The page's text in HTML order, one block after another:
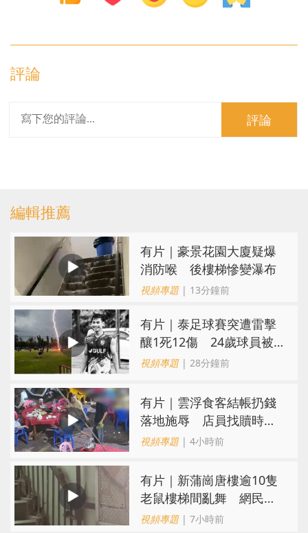
評論
評論
編輯推薦
有片｜豪景花園大廈疑爆
消防喉 後樓梯慘變瀑布
視頻專題| 13分鐘前
有片｜泰足球賽突遭雷擊
釀1死12傷 24歲球員被
閃電劈中亡
視頻專題| 28分鐘前
​有片｜雲浮食客結帳扔錢
落地施辱 店員找贖時還
施彼身獲老闆肯定
視頻專題| 4小時前
有片｜新蒲崗唐樓逾10隻
老鼠樓梯間亂舞 網民嚇
親：每次經過都要好大勇
視頻專題| 7小時前